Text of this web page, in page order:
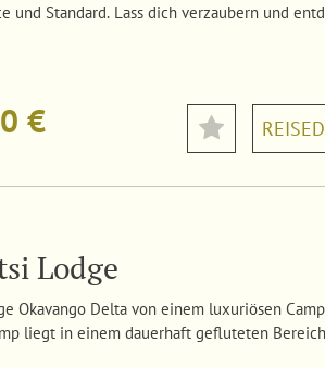
und Standard. Lass dich verzaubern und
€
Lodge
Okavango Delta von einem luxuriösen
liegt in einem dauerhaft gefluteten